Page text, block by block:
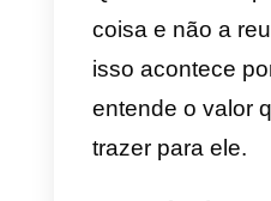
surgir. Um
é o fim do
entender